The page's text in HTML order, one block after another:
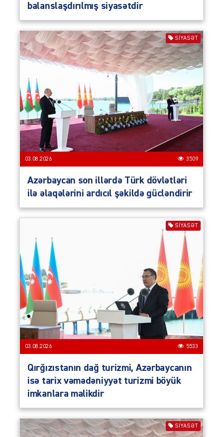
balanslaşdırılmış siyasətdir
SIYASƏT
03.08.2026 3509
Azərbaycan son illərdə Türk dövlətləri
ilə əlaqələrini ardıcıl şəkildə gücləndirir
SIYASƏT
03.08.2026 5533
Qırğızıstanın dağ turizmi, Azərbaycanın
isə tarix vəmədəniyyət turizmi böyük
imkanlara malikdir
SIYASƏT